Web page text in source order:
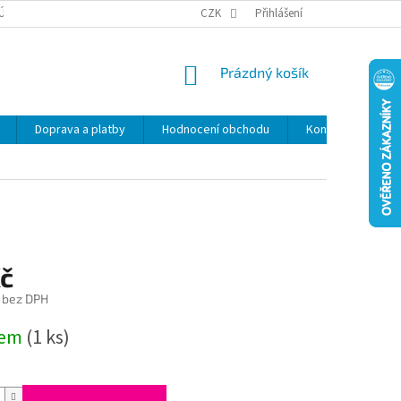
CZK Přihlášení
NÁKUPNÍ
Prázdný košík
Doprava a platby Hodnocení obchodu Kontakty
DPH
(1 ks)